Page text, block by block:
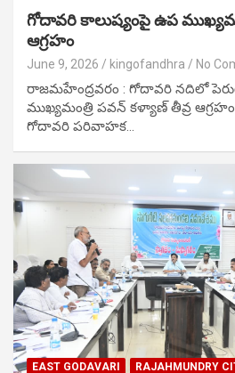
గోదావరి కాలుష్యంపై ఉప
ఆగ్రహం
June 9, 2026 kingofandhra No
రాజమహేంద్రవరం : గోదావరి నదిలో
ముఖ్యమంత్రి పవన్ కళ్యాణ్ తీవ్ర ఆగ్రహం
గోదావరి పరివాహక…
EAST GODAVARI RAJAHMUNDRY